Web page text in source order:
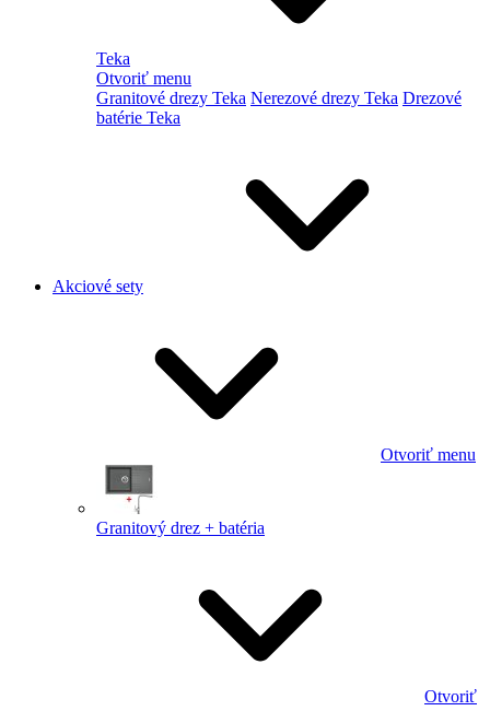
Teka
Otvoriť menu
Granitové drezy Teka Nerezové drezy Teka Drezové
batérie Teka
Akciové sety
Otvoriť menu
Granitový drez + batéria
Otvoriť